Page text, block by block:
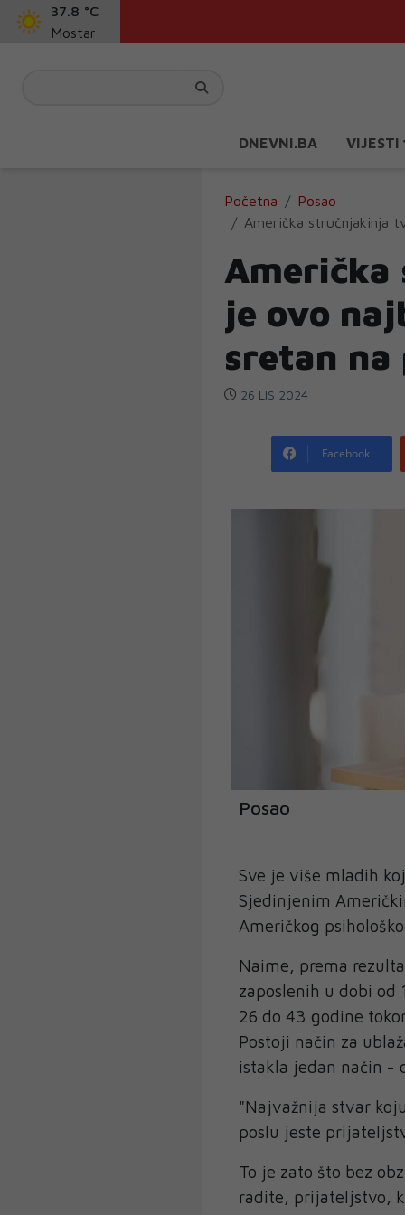
37.8 °C
Mostar
DNEVNI.BA VIJESTI
Početna
Posao
Američka stručnjakinja
je ovo
sretan na
26 LIS 2024
Facebook
Posao
Sve je više mladih
Sjedinjenim
Američkog
Naime, prema
zaposlenih u dobi od
26 do 43 godine
Postoji način za
istakla jedan način -
"Najvažnija stvar
poslu jeste
To je zato što bez
radite, prijateljstvo,